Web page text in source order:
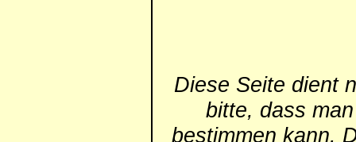
Diese Seite dient
bitte, dass
bestimmen kann.